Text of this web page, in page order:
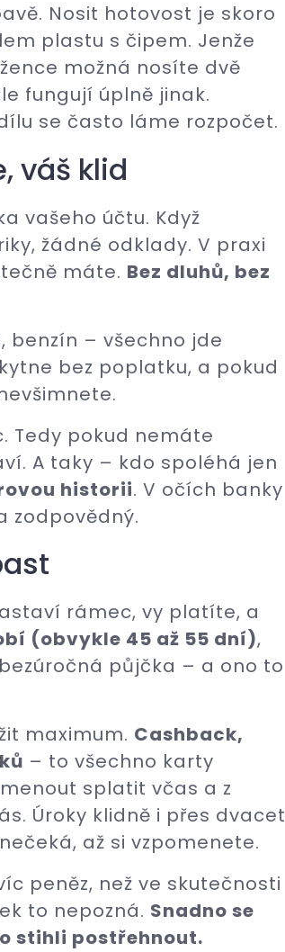
Nosit hotovost je skoro
plastu s čipem. Jenže
možná nosíte dvě
fungují úplně jinak.
se často láme rozpočet.
váš klid
vašeho účtu. Když
žádné odklady. V praxi
máte. Bez dluhů, bez
benzín – všechno jde
bez poplatku, a pokud
Tedy pokud nemáte
A taky – kdo spoléhá jen
historii. V očích banky
zodpovědný.
rámec, vy platíte, a
(obvykle 45 až 55 dní),
půjčka – a ono to
maximum. Cashback,
– to všechno karty
splatit včas a z
Úroky klidně i přes dvacet
až si vzpomenete.
peněz, než ve skutečnosti
to nepozná. Snadno se
stihli postřehnout.